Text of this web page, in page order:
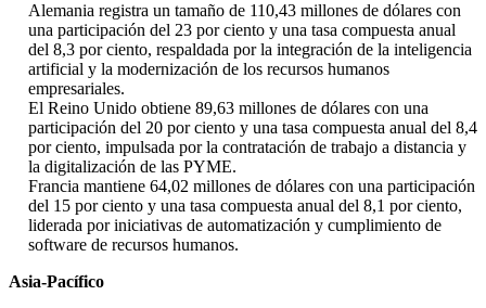
Alemania registra un tamaño de 110,43 millones de dólares con
una participación del 23 por ciento y una tasa compuesta anual
del 8,3 por ciento, respaldada por la integración de la inteligencia
artificial y la modernización de los recursos humanos
empresariales.
El Reino Unido obtiene 89,63 millones de dólares con una
participación del 20 por ciento y una tasa compuesta anual del 8,4
por ciento, impulsada por la contratación de trabajo a distancia y
la digitalización de las PYME.
Francia mantiene 64,02 millones de dólares con una participación
del 15 por ciento y una tasa compuesta anual del 8,1 por ciento,
liderada por iniciativas de automatización y cumplimiento de
software de recursos humanos.
Asia-Pacífico